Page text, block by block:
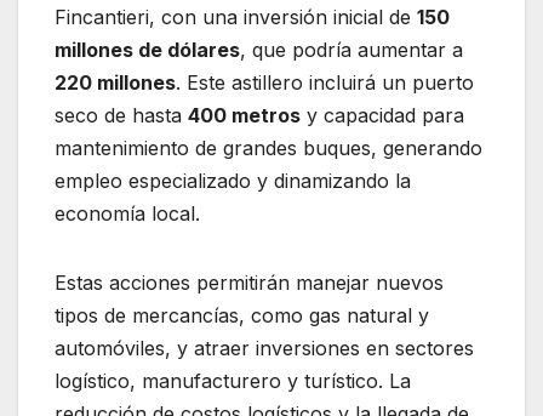
Fincantieri, con una inversión inicial de 150
millones de dólares, que podría aumentar a
220 millones. Este astillero incluirá un puerto
seco de hasta 400 metros y capacidad para
mantenimiento de grandes buques, generando
empleo especializado y dinamizando la
economía local.
Estas acciones permitirán manejar nuevos
tipos de mercancías, como gas natural y
automóviles, y atraer inversiones en sectores
logístico, manufacturero y turístico. La